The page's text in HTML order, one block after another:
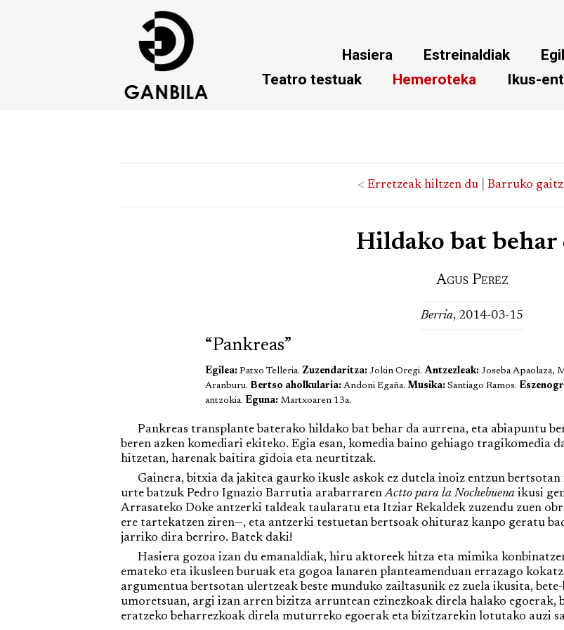
Hasiera Estreinaldiak
Teatro testuak
Hemeroteka Ikus-
< Erretzeak hiltzen du Barruko
Hildako bat behar
Agus Perez
Berria, 2014-03-15
“Pankreas”
Egilea: Patxo Telleria. Zuzendaritza: Jokin Oregi. Antzezleak: Joseba Apaolaza,
Aranburu. Bertso aholkularia: Andoni Egaña. Musika: Santiago Ramos.
antzokia. Eguna: Martxoaren 13a.
Pankreas transplante baterako hildako bat behar da aurrena, eta abiapuntu
beren azken komediari ekiteko. Egia esan, komedia baino gehiago tragikomedia
hitzetan, harenak baitira gidoia eta neurtitzak.
Gainera, bitxia da jakitea gaurko ikusle askok ez dutela inoiz entzun
urte batzuk Pedro Ignazio Barrutia arabarrarenActto para la Nochebuena ikusi
Arrasateko Doke antzerki taldeak taularatu eta Itziar Rekaldek zuzendu zuen
ere tartekatzen ziren—, eta antzerki testuetan bertsoak ohituraz kanpo geratu
jarriko dira berriro. Batek daki!
Hasiera gozoa izan du emanaldiak, hiru aktoreek hitza eta mimika
emateko eta ikusleen buruak eta gogoa lanaren planteamenduan errazago
argumentua bertsotan ulertzeak beste munduko zailtasunik ez zuela ikusita,
umoretsuan, argi izan arren bizitza arruntean ezinezkoak direla halako egoerak,
eratzeko beharrezkoak direla muturreko egoerak eta bizitzarekin lotutako auzi